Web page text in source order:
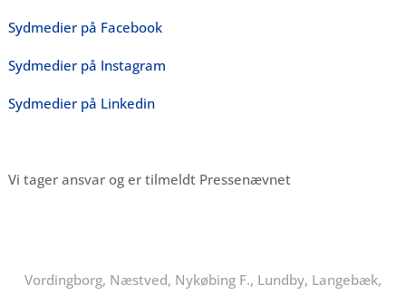
Sydmedier på Facebook
Sydmedier på Instagram
Sydmedier på Linkedin
Vi tager ansvar og er tilmeldt Pressenævnet
Vordingborg, Næstved, Nykøbing F., Lundby, Langebæk,